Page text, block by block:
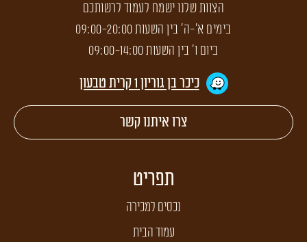
הצוות שלנו ישמח לעמוד לרשותכם
בימים א'-ה' בין השעות 09:00-20:00
ביום ו' בין השעות 09:00-14:00
כיכר בן גוריון 1 קרית טבעון
צרו איתנו קשר
תפריט
נכסים למכירה
עמוד הבית